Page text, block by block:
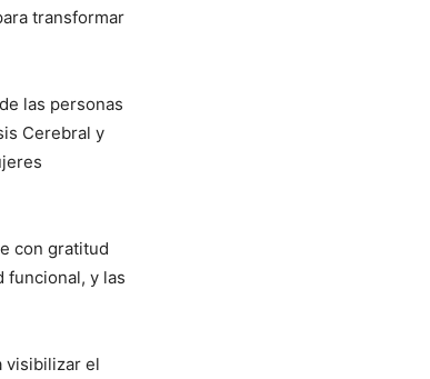
transformar
las personas
Cerebral y
con gratitud
funcional, y las
visibilizar el